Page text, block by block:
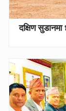
दक्षिण